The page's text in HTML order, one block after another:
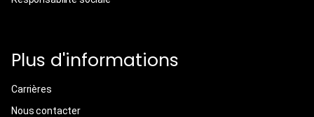
Plus d'informations
Carrières
Nous contacter